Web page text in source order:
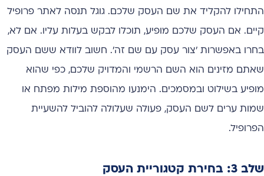
התחילו להקליד את שם העסק שלכם. גוגל תנסה לאתר פרופיל
קיים. אם העסק שלכם מופיע, תוכלו לבקש בעלות עליו. אם לא,
בחרו באפשרות 'צור עסק עם שם זה'. חשוב לוודא ששם העסק
שאתם מזינים הוא השם הרשמי והמדויק שלכם, כפי שהוא
מופיע בשילוט ובמסמכים. הימנעו מהוספת מילות מפתח או
שמות ערים לשם העסק, פעולה שעלולה להוביל להשעיית
הפרופיל.
שלב 3: בחירת קטגוריית העסק